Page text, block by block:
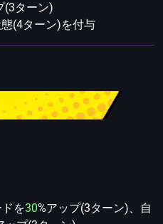
(3ターン)
(4ターン)を付与
を30%アップ(3ターン)、自